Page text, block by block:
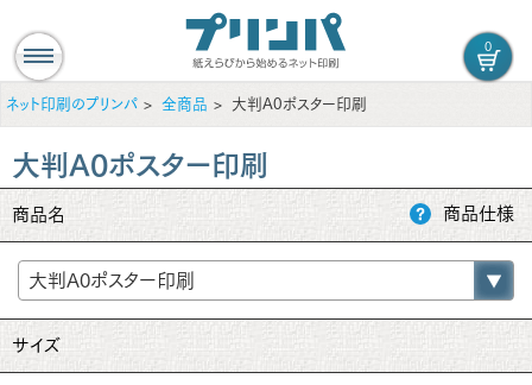
0
ネット印刷のプリンパ 全商品 大判A0ポスター印刷
大判A0ポスター印刷
商品名 商品仕様
サイズ